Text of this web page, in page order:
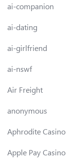
ai-companion
ai-dating
ai-girlfriend
ai-nswf
Air Freight
anonymous
Aphrodite Casino
Apple Pay Casino